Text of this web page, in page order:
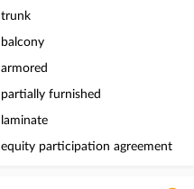
trunk
balcony
armored
partially furnished
laminate
equity participation agreement